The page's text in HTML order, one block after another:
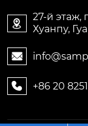

27-й этаж,
Хуанпу,

 +86 20